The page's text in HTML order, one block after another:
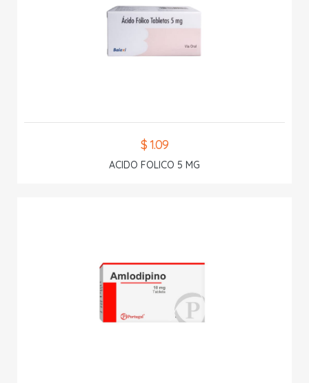
$ 1.09
ACIDO FOLICO 5 MG